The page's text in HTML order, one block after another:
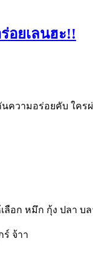
อยเลนฮะ!!
นความอร่อยคับ
ลือก หมึก กุ้ง ปลา บล
ร์ จ้าา